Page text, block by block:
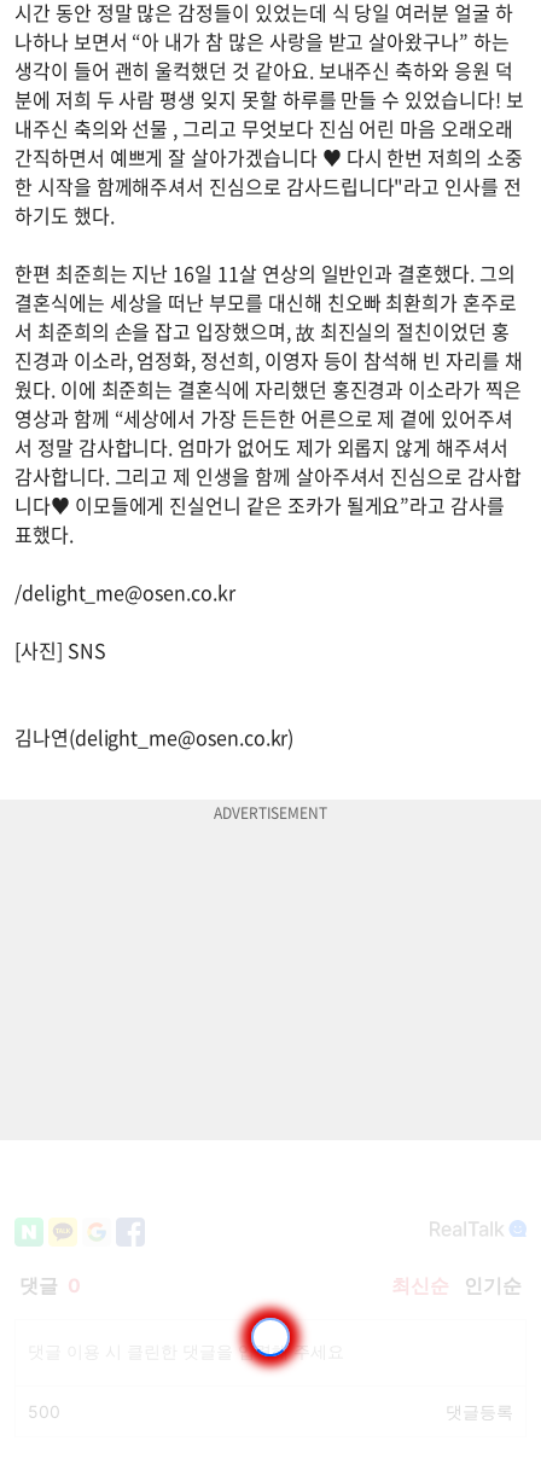
시간 동안 정말 많은 감정들이 있었는데 식 당일 여러분 얼굴 하
나하나 보면서 “아 내가 참 많은 사랑을 받고 살아왔구나” 하는
생각이 들어 괜히 울컥했던 것 같아요. 보내주신 축하와 응원 덕
분에 저희 두 사람 평생 잊지 못할 하루를 만들 수 있었습니다! 보
내주신 축의와 선물 , 그리고 무엇보다 진심 어린 마음 오래오래
간직하면서 예쁘게 잘 살아가겠습니다 ♥ 다시 한번 저희의 소중
한 시작을 함께해주셔서 진심으로 감사드립니다"라고 인사를 전
하기도 했다.
한편 최준희는 지난 16일 11살 연상의 일반인과 결혼했다. 그의
결혼식에는 세상을 떠난 부모를 대신해 친오빠 최환희가 혼주로
서 최준희의 손을 잡고 입장했으며, 故 최진실의 절친이었던 홍
진경과 이소라, 엄정화, 정선희, 이영자 등이 참석해 빈 자리를 채
웠다. 이에 최준희는 결혼식에 자리했던 홍진경과 이소라가 찍은
영상과 함께 “세상에서 가장 든든한 어른으로 제 곁에 있어주셔
서 정말 감사합니다. 엄마가 없어도 제가 외롭지 않게 해주셔서
감사합니다. 그리고 제 인생을 함께 살아주셔서 진심으로 감사합
니다♥ 이모들에게 진실언니 같은 조카가 될게요”라고 감사를
표했다.
/delight_me@osen.co.kr
[사진] SNS
김나연(delight_me@osen.co.kr)